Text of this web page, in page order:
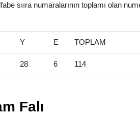
sııra numaralarının toplamı olan
Y E TOPLAM
28 6 114
Falı